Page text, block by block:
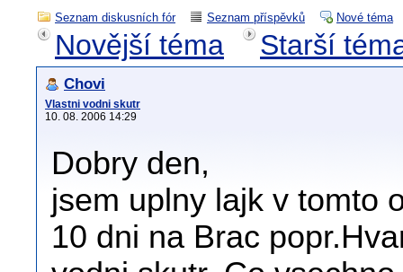
Seznam diskusních fór Seznam příspěvků Nové téma
Novější téma Starší
Chovi
Vlastni vodni skutr
10. 08. 2006 14:29
Dobry den,
jsem uplny lajk v tomto
10 dni na Brac